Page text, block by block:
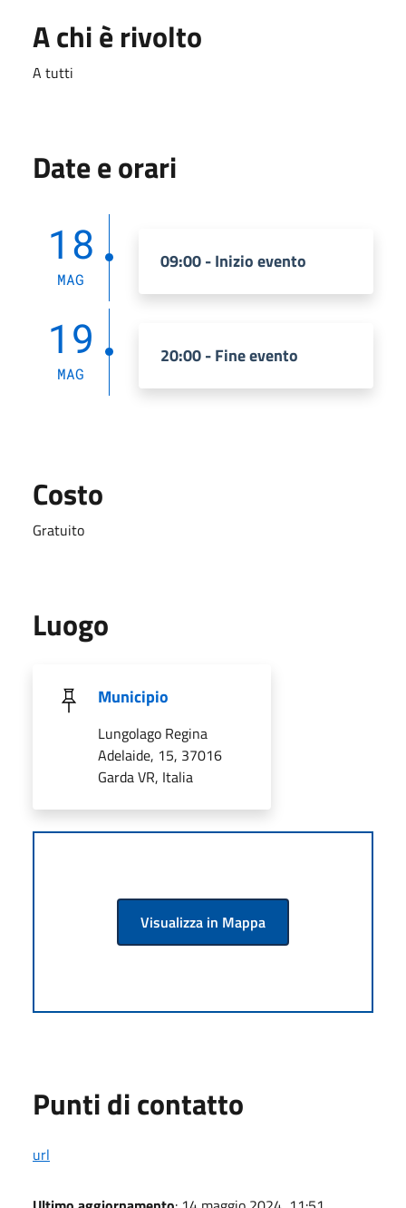
A chi è rivolto
A tutti
Date e orari
18
MAG
09:00 - Inizio evento
19
MAG
20:00 - Fine evento
Costo
Gratuito
Luogo
Municipio
Lungolago Regina
Adelaide, 15, 37016
Garda VR, Italia
Visualizza in Mappa
Punti di contatto
url